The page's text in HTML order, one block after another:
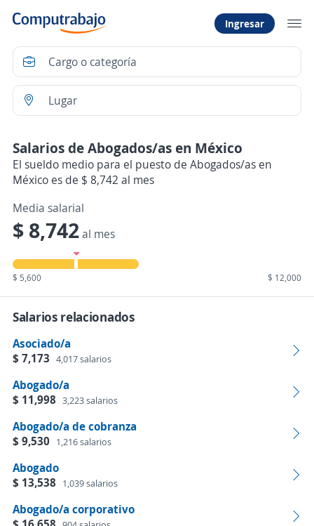
Ingresar
Salarios de Abogados/as en México
El sueldo medio para el puesto de Abogados/as en
México es de $ 8,742 al mes
Media salarial
$ 8,742al mes
$ 5,600 $ 12,000
Salarios relacionados
Asociado/a
$ 7,173 4,017 salarios
Abogado/a
$ 11,998 3,223 salarios
Abogado/a de cobranza
$ 9,530 1,216 salarios
Abogado
$ 13,538
1,039 salarios
Abogado/a corporativo